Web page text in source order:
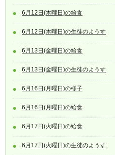
6月12日(木曜日)の給食
6月12日(木曜日)の生徒のようす
6月13日(金曜日)の給食
6月13日(金曜日)の生徒のようす
6月16日(月曜日)の様子
6月16日(月曜日)の給食
6月17日(火曜日)の給食
6月17日(火曜日)の生徒のようす